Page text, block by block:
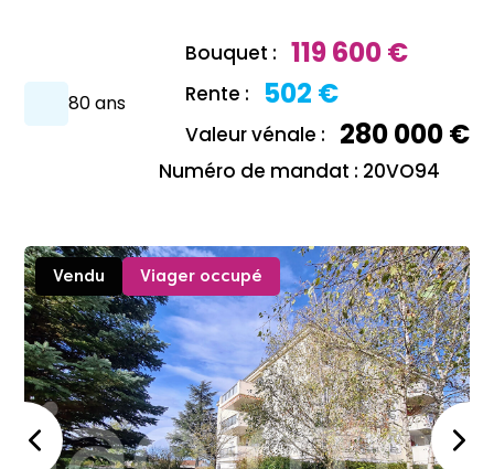
80 ans
Bouquet : 119 600 €
Rente : 502 €
Valeur vénale : 280 000 €
Numéro de mandat : 20VO94
Vendu Viager occupé